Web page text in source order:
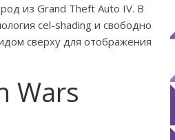
из Grand Theft Auto IV. В
cel-shading и свободно
сверху для отображения
Wars